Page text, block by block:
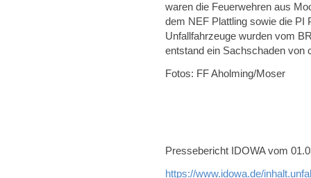
waren die Feuerwehren aus
dem NEF Plattling sowie die PI
Unfallfahrzeuge wurden vom
entstand ein Sachschaden von
Fotos: FF Aholming/Moser
Pressebericht IDOWA vom
https://www.idowa.de/